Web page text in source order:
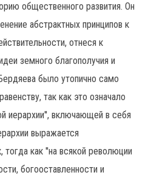
общественного развития. Он
абстрактных принципов к
отнеся к
земного благополучия и
было утопично само
так как это означало
иерархии'', включающей в себя
выражается
тогда как ''на всякой революции
богооставленности и